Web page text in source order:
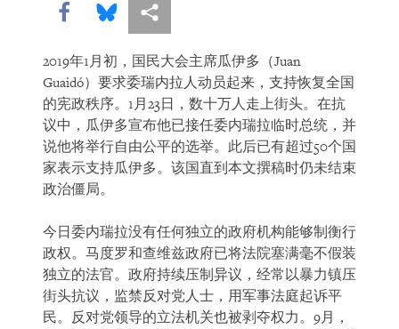
Share this via Facebook
Share this via Bluesky
More sharing options
2019年1月初，国民大会主席瓜伊多（Juan
Guaidó）要求委瑞内拉人动员起来，支持恢复全国
的宪政秩序。1月23日，数十万人走上街头。在抗
议中，瓜伊多宣布他已接任委内瑞拉临时总统，并
说他将举行自由公平的选举。此后已有超过50个国
家表示支持瓜伊多。该国直到本文撰稿时仍未结束
政治僵局。
今日委内瑞拉没有任何独立的政府机构能够制衡行
政权。马度罗和查维兹政府已将法院塞满毫不假装
独立的法官。政府持续压制异议，经常以暴力镇压
街头抗议，监禁反对党人士，用军事法庭起诉平
民。反对党领导的立法机关也被剥夺权力。9月，